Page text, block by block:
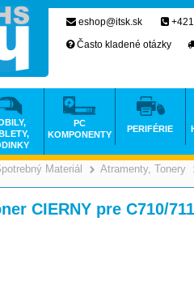
Materiál Atramenty, Tonery
CIERNY pre C710/
eshop@itsk.sk
Často kladené otázky
PC
KOMPONENTY
PERIFÉRIE